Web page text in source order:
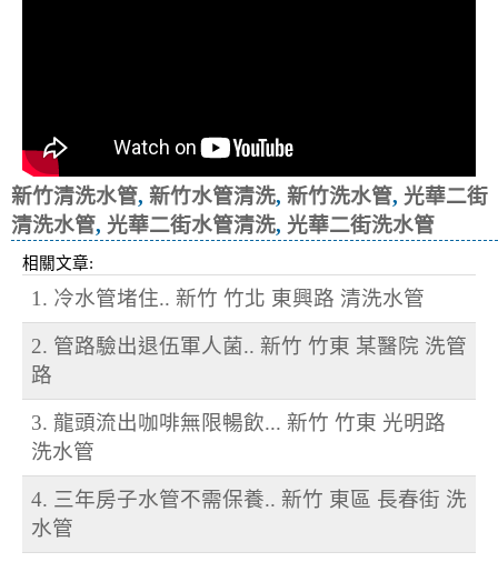
新竹清洗水管, 新竹水管清洗, 新竹洗水管, 光華二街
清洗水管, 光華二街水管清洗, 光華二街洗水管
相關文章:
1. 冷水管堵住.. 新竹 竹北 東興路 清洗水管
2. 管路驗出退伍軍人菌.. 新竹 竹東 某醫院 洗管
路
3. 龍頭流出咖啡無限暢飲... 新竹 竹東 光明路
洗水管
4. 三年房子水管不需保養.. 新竹 東區 長春街 洗
水管